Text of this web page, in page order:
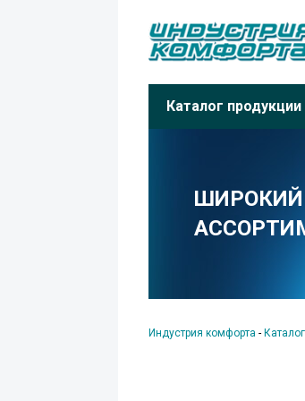
Каталог продукции
ШИРОКИЙ
Индустрия комфорта -